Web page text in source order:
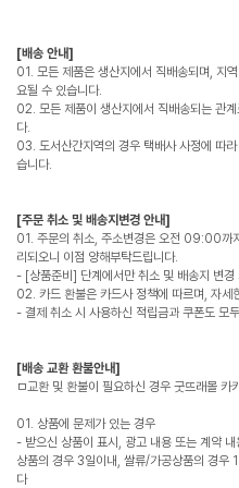
[배송 안내]
01. 모든 제품은 생산지에서 직배송되며, 지
요될 수 있습니다.
02. 모든 제품이 생산지에서 직배송되는 관
다.
03. 도서산간지역의 경우 택배사 사정에 따
습니다.
[주문 취소 및 배송지변경 안내]
01. 주문의 취소, 주소변경은 오전 09:00까
리되오니 이점 양해부탁드립니다.
- [상품준비] 단계에서만 취소 및 배송지 변경
02. 카드 환불은 카드사 정책에 따르며, 자세
- 결제 취소 시 사용하신 적립금과 쿠폰도 모
[배송 교환 환불안내]
ㅁ교환 및 환불이 필요하신 경우 굿뜨래몰 카
01. 상품에 문제가 있는 경우
- 받으신 상품이 표시, 광고 내용 또는 계약
상품의 경우 3일이내, 쌀류/가공상품의 경우
다